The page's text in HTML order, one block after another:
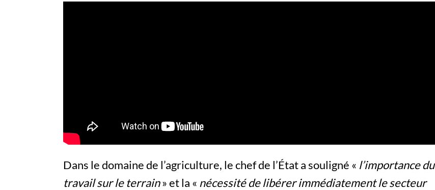
Dans le domaine de l’agriculture, le chef de l’État a souligné « l’importance du
travail sur le terrain» et la « nécessité de libérer immédiatement le secteur